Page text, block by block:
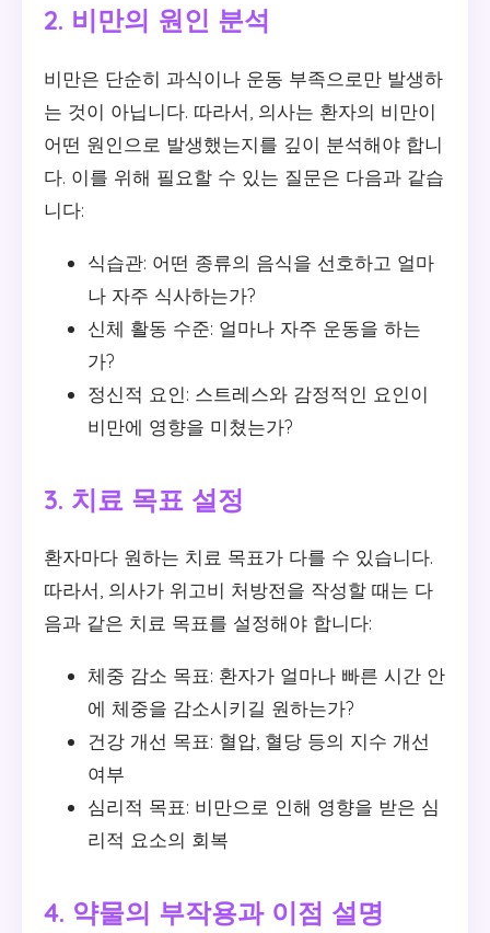
2. 비만의 원인 분석
비만은 단순히 과식이나 운동 부족으로만 발생하
는 것이 아닙니다. 따라서, 의사는 환자의 비만이
어떤 원인으로 발생했는지를 깊이 분석해야 합니
다. 이를 위해 필요할 수 있는 질문은 다음과 같습
니다:
식습관: 어떤 종류의 음식을 선호하고 얼마
나 자주 식사하는가?
신체 활동 수준: 얼마나 자주 운동을 하는
가?
정신적 요인: 스트레스와 감정적인 요인이
비만에 영향을 미쳤는가?
3. 치료 목표 설정
환자마다 원하는 치료 목표가 다를 수 있습니다.
따라서, 의사가 위고비 처방전을 작성할 때는 다
음과 같은 치료 목표를 설정해야 합니다:
체중 감소 목표: 환자가 얼마나 빠른 시간 안
에 체중을 감소시키길 원하는가?
건강 개선 목표: 혈압, 혈당 등의 지수 개선
여부
심리적 목표: 비만으로 인해 영향을 받은 심
리적 요소의 회복
4. 약물의 부작용과 이점 설명